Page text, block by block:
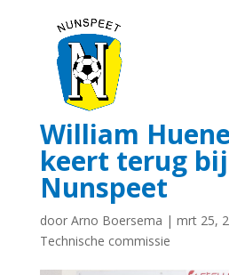
William
keert terug
Nunspeet
door Arno Boersema | mrt 25,
Technische commissie